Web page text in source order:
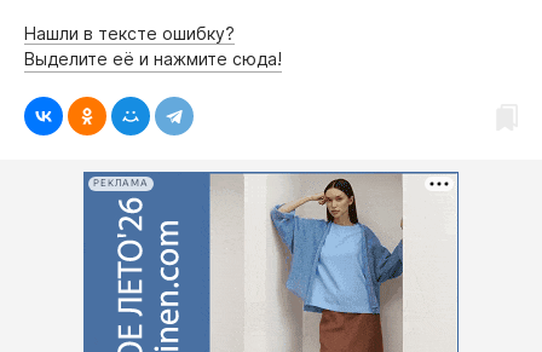
Нашли в тексте ошибку?
Выделите её и нажмите сюда!
РЕКЛАМА